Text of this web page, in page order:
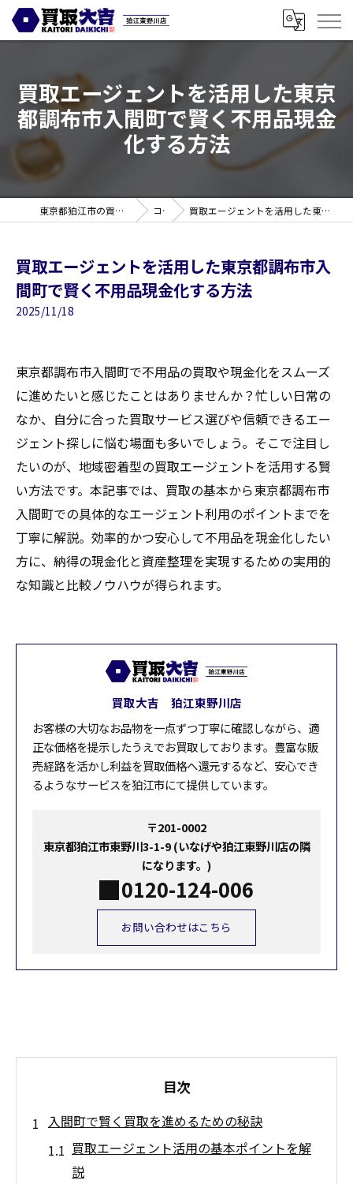
買取エージェントを活用した東京
都調布市入間町で賢く不用品現金
化する方法
東京都狛江市の買取なら買取大吉 狛江東野川店 コラム 買取エージェントを活用した東京都調布市入間町で賢く不用品現金化する方法
買取エージェントを活用した東京都調布市入
間町で賢く不用品現金化する方法
2025/11/18
東京都調布市入間町で不用品の買取や現金化をスムーズ
に進めたいと感じたことはありませんか？忙しい日常の
なか、自分に合った買取サービス選びや信頼できるエー
ジェント探しに悩む場面も多いでしょう。そこで注目し
たいのが、地域密着型の買取エージェントを活用する賢
い方法です。本記事では、買取の基本から東京都調布市
入間町での具体的なエージェント利用のポイントまでを
丁寧に解説。効率的かつ安心して不用品を現金化したい
方に、納得の現金化と資産整理を実現するための実用的
な知識と比較ノウハウが得られます。
買取大吉 狛江東野川店
お客様の大切なお品物を一点ずつ丁寧に確認しながら、適
正な価格を提示したうえでお買取しております。豊富な販
売経路を活かし利益を買取価格へ還元するなど、安心でき
るようなサービスを狛江市にて提供しています。
〒201-0002
東京都狛江市東野川3-1-9 (いなげや狛江東野川店の隣
になります。)
0120-124-006
お問い合わせはこちら
目次
入間町で賢く買取を進めるための秘訣
買取エージェント活用の基本ポイントを解
説